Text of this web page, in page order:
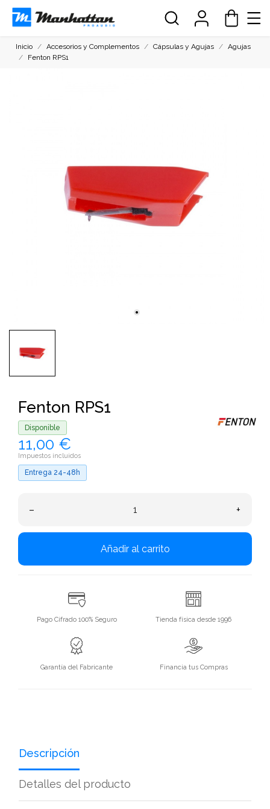
Inicio Accesorios y Complementos Cápsulas y Agujas
Agujas
Fenton RPS1
Fenton RPS1
Disponible
11,00 €
Impuestos incluidos
Entrega 24-48h
– +
Añadir al carrito
Pago Cifrado 100% Seguro Tienda física desde 1996
Garantía del Fabricante Financia tus Compras
Descripción
Detalles del producto